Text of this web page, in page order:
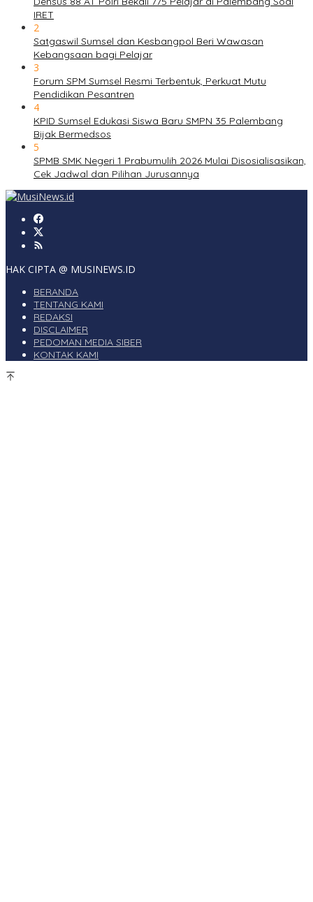
IRET
2
Satgaswil Sumsel dan Kesbangpol Beri Wawasan
Kebangsaan bagi Pelajar
3
Forum SPM Sumsel Resmi Terbentuk, Perkuat Mutu
Pendidikan Pesantren
4
KPID Sumsel Edukasi Siswa Baru SMPN 35 Palembang
Bijak Bermedsos
5
SPMB SMK Negeri 1 Prabumulih 2026 Mulai Disosialisasikan,
Cek Jadwal dan Pilihan Jurusannya
HAK CIPTA @ MUSINEWS.ID
BERANDA
TENTANG KAMI
REDAKSI
DISCLAIMER
PEDOMAN MEDIA SIBER
KONTAK KAMI